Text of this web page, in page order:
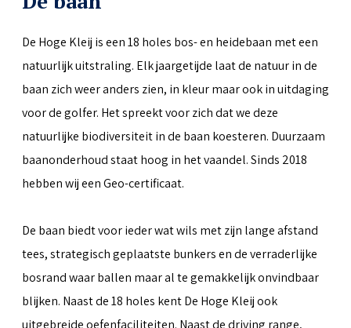
De Hoge Kleij is een 18 holes bos- en heidebaan met een
natuurlijk uitstraling. Elk jaargetijde laat de natuur in de
baan zich weer anders zien, in kleur maar ook in uitdaging
voor de golfer. Het spreekt voor zich dat we deze
natuurlijke biodiversiteit in de baan koesteren. Duurzaam
baanonderhoud staat hoog in het vaandel. Sinds 2018
hebben wij een Geo-certificaat.
De baan biedt voor ieder wat wils met zijn lange afstand
tees, strategisch geplaatste bunkers en de verraderlijke
bosrand waar ballen maar al te gemakkelijk onvindbaar
blijken. Naast de 18 holes kent De Hoge Kleij ook
uitgebreide oefenfaciliteiten. Naast de driving range,